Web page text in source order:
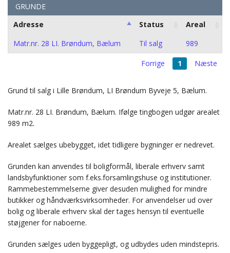
GRUNDE
Adresse
Status
Areal
Matr.nr. 28 LI. Brøndum, Bælum
Til salg 989
Forrige 1 Næste
Grund til salg i Lille Brøndum, LI Brøndum Byveje 5, Bælum.
Matr.nr. 28 LI. Brøndum, Bælum. Ifølge tingbogen udgør arealet
989 m2.
Arealet sælges ubebygget, idet tidligere bygninger er nedrevet.
Grunden kan anvendes til boligformål, liberale erhverv samt
landsbyfunktioner som f.eks.forsamlingshuse og institutioner.
Rammebestemmelserne giver desuden mulighed for mindre
butikker og håndværksvirksomheder. For anvendelser ud over
bolig og liberale erhverv skal der tages hensyn til eventuelle
støjgener for naboerne.
Grunden sælges uden byggepligt, og udbydes uden mindstepris.